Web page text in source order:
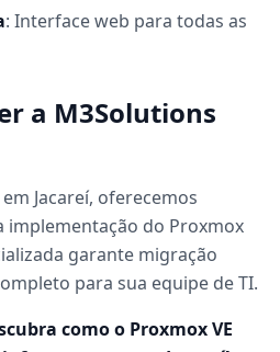
: Interface web para todas as
a M3Solutions
Jacareí, oferecemos
implementação do Proxmox
garante migração
para sua equipe de TI.
como o Proxmox VE